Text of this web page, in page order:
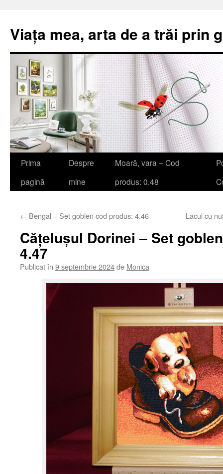
Viața mea, arta de a trăi prin
Sari
Prima
pagină
Despre
mine
Moară, vara – Cod
produs: 0.48
← Bengal – Set goblen cod produs: 4.46 Lacul cu
Cățelușul Dorinei – Set
4.47
Publicat în 9 septembrie 2024de Monica